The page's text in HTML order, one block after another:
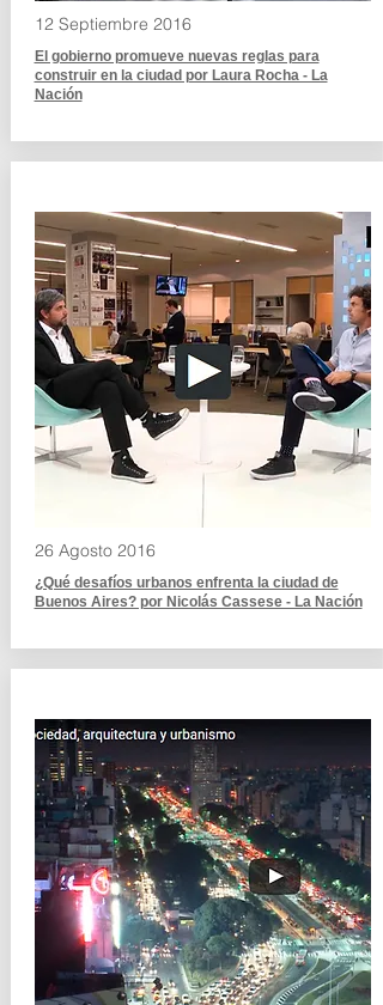
12 Septiembre 2016
El gobierno promueve nuevas reglas para
construir en la ciudad por Laura Rocha - La
Nación
26 Agosto 2016
¿Qué desafíos urbanos enfrenta la ciudad de
Buenos Aires? por Nicolás Cassese - La Nación